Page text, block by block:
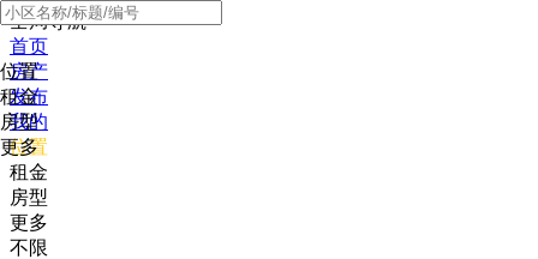
全局导航
首页
房产
发布
我的
位置
租金
房型
更多
位置
租金
房型
更多
不限